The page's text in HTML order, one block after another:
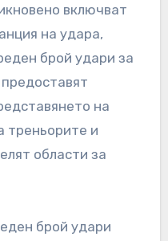
включват
на удара,
брой удари за
на
треньорите и
области за
брой удари